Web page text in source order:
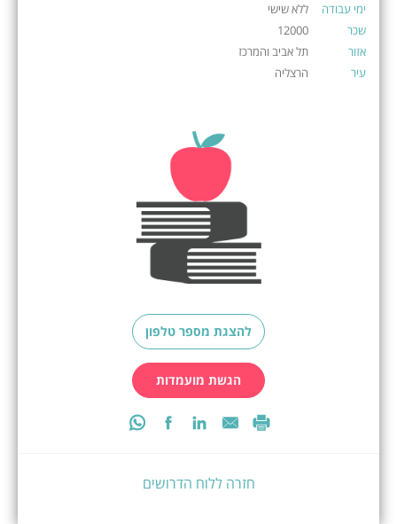
ימי עבודה
ללא שישי
שכר
12000
אזור
תל אביב והמרכז
עיר
הרצליה
להצגת מספר טלפון
הגשת מועמדות
חזרה ללוח הדרושים